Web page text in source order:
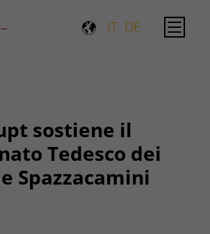
IT DE
sostiene il
Tedesco dei
Spazzacamini